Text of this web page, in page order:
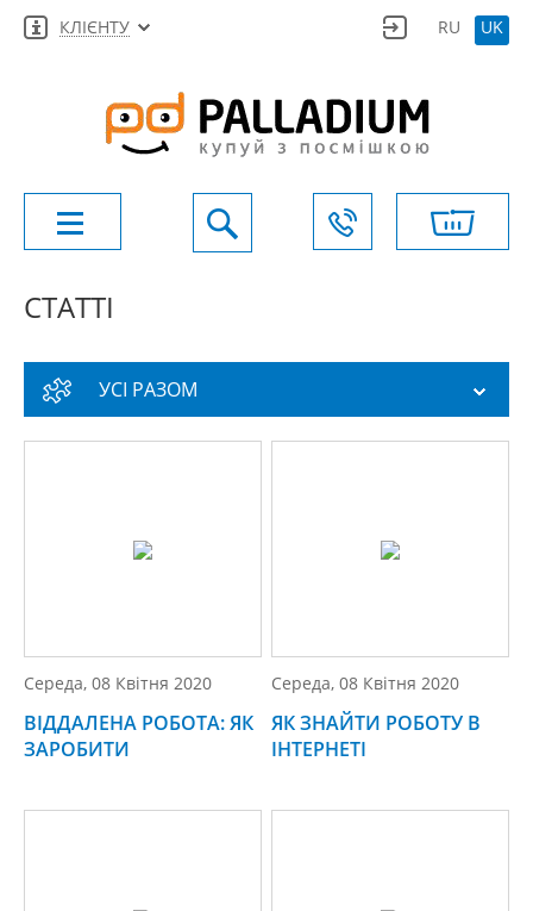
КЛІЄНТУ RU UK
СТАТТІ
УСІ РАЗОМ
Середа, 08 Квітня 2020
ВІДДАЛЕНА РОБОТА: ЯК
ЗАРОБИТИ
Середа, 08 Квітня 2020
ЯК ЗНАЙТИ РОБОТУ В
ІНТЕРНЕТІ